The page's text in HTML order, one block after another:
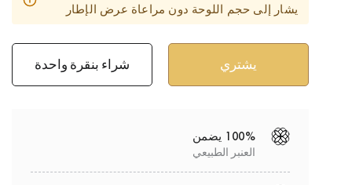
يشار إلى حجم اللوحة دون مراعاة عرض الإطار
شراء بنقرة واحدة
100% يضمن
العنبر الطبيعي